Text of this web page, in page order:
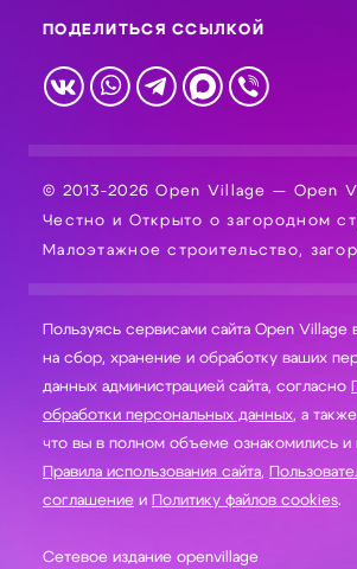
ПОДЕЛИТЬСЯ ССЫЛКОЙ
© 2013-2026 Open Village — Open
Честно и Открыто о загородном
Малоэтажное строительство,
Пользуясь сервисами сайта Open Village
на сбор, хранение и обработку ваших персональных
данных администрацией сайта, согласно
обработки персональных данных, а
что вы в полном объеме ознакомились и
Правила использования сайта,
соглашение и Политику файлов cookies.
Сетевое издание openvillage